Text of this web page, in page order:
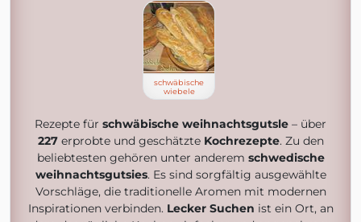
schwäbische
wiebele
Rezepte für schwäbische weihnachtsgutsle – über
227erprobte und geschätzte Kochrezepte. Zu den
beliebtesten gehören unter anderem schwedische
weihnachtsgutsies. Es sind sorgfältig ausgewählte
Vorschläge, die traditionelle Aromen mit modernen
Inspirationen verbinden. Lecker Suchen ist ein Ort, an